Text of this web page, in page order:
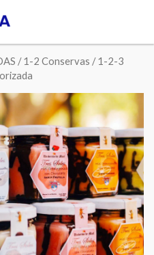
/1-2 Conservas /1-2-3